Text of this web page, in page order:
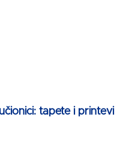
tapete i printevi